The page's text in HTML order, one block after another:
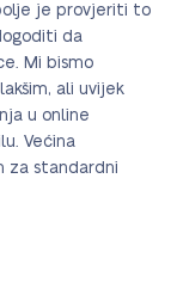
je provjeriti to
da
Mi bismo
ali uvijek
u online
Većina
za standardni